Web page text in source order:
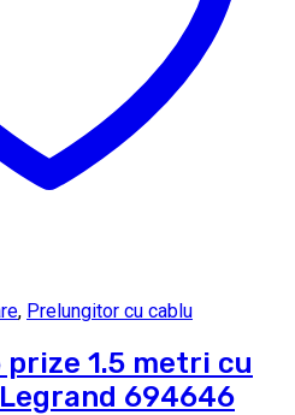
, Prelungitor cu cablu
1.5 metri cu
694646